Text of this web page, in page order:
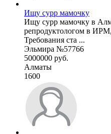
Ищу сурр мамочку
Ищу сурр мамочку в
репродуктологом в
Требования ста ...
Эльмира №57766
5000000 руб.
Алматы
1600